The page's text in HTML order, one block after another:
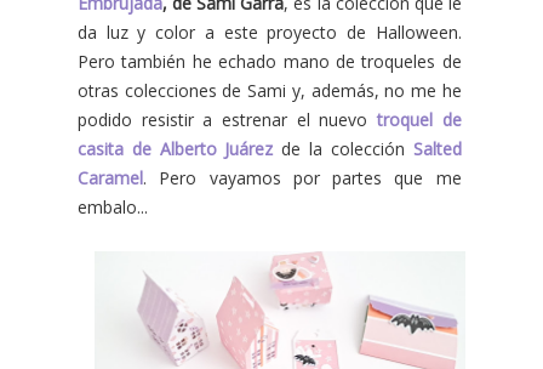
da luz y color a este proyecto de Halloween.
Pero también he echado mano de troqueles de
otras colecciones de Sami y, además, no me he
podido resistir a estrenar el nuevotroquel de
casita de Alberto Juárez de la colección Salted
Caramel. Pero vayamos por partes que me
embalo...